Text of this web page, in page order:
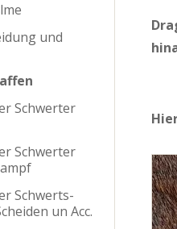
und
Schwerter
Schwerter
Schwerts-
un Acc.